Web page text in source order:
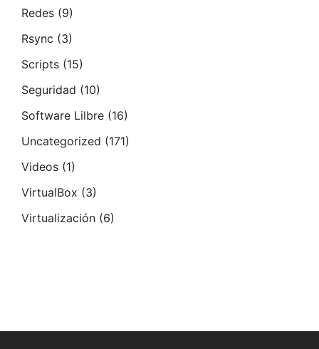
Redes (9)
Rsync (3)
Scripts (15)
Seguridad (10)
Software Lilbre (16)
Uncategorized (171)
Videos (1)
VirtualBox (3)
Virtualización (6)